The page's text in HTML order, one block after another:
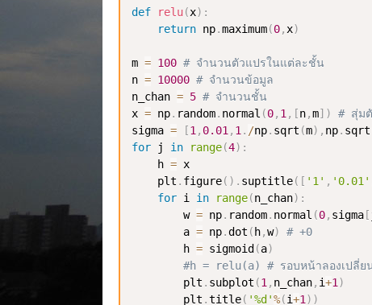
def relu(x) :
return np.maximum(0, x)
m = 100 # จำนวนตัวแปรในแต่ละชั้น
n = 10000 # จำนวนข้อมูล
n_chan = 5 # จำนวนชั้น
x = np. random. normal (0, 1 , [n,m] )
# สุ่ม
sigma = [1 , 0.01 , 1 . /np. sqrt (m) , np. sqrt
for j in range(4) :
    h
= x
    plt
. figure( ) . suptitle( [ '1' , '0.01'
for i in range(n_chan) :
        w
= np. random. normal (0, sigma [
        a
= np.dot ( h,w)
# +0
        h
= sigmoid (a)
#h = relu(a) # รอบหน้าลองเปลี่ยน
        plt
. subplot (1 , n_chan, i+1 )
        plt
.title( '%d'%(i+1 ) )